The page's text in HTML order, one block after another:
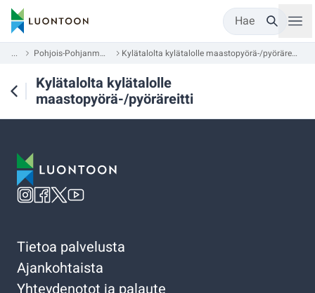
Hae
... Pohjois-Pohjanmaa Kylätalolta kylätalolle maastopyörä-/pyöräreitti
Kylätalolta kylätalolle
maastopyörä-/pyöräreitti
Tietoa palvelusta
Ajankohtaista